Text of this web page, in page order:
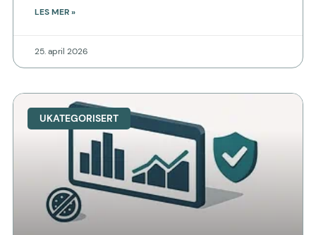
LES MER »
25. april 2026
UKATEGORISERT